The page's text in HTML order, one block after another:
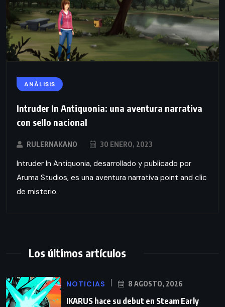
ANÁLISIS
Intruder In Antiquonia: una aventura narrativa
con sello nacional
RULERNAKANO 30 ENERO, 2023
Intruder In Antiquonia, desarrollado y publicado por
Aruma Studios, es una aventura narrativa point and clic
de misterio.
Los últimos artículos
NOTICIAS 8 AGOSTO, 2026
IKARUS hace su debut en Steam Early